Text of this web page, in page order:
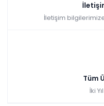
İletişim
Tüm
İki